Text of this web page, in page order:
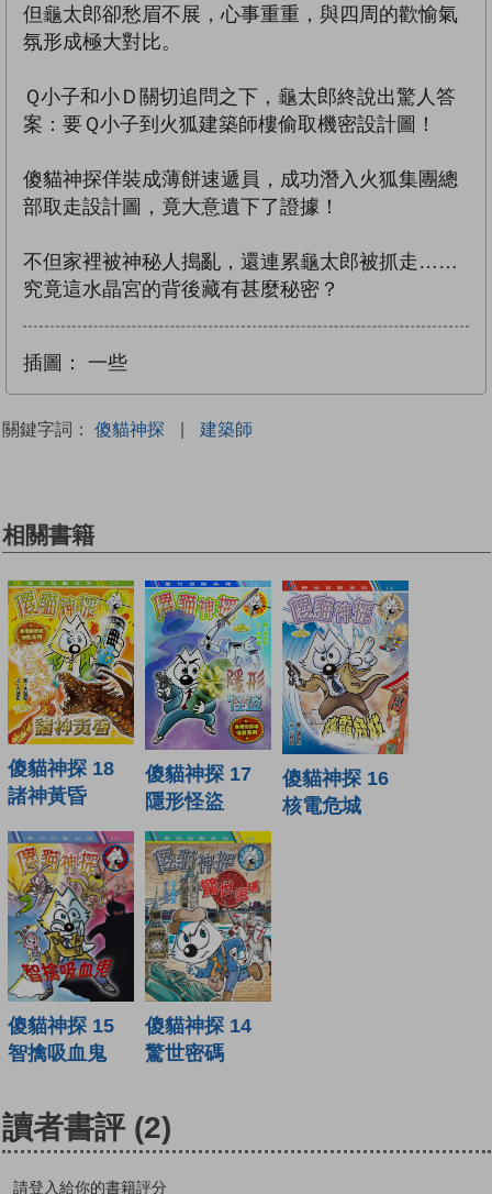
但龜太郎卻愁眉不展，心事重重，與四周的歡愉氣
氛形成極大對比。
Ｑ小子和小Ｄ關切追問之下，龜太郎終說出驚人答
案：要Ｑ小子到火狐建築師樓偷取機密設計圖！
傻貓神探佯裝成薄餅速遞員，成功潛入火狐集團總
部取走設計圖，竟大意遺下了證據！
不但家裡被神秘人搗亂，還連累龜太郎被抓走……
究竟這水晶宮的背後藏有甚麼秘密？
插圖： 一些
關鍵字詞： 傻貓神探 | 建築師
相關書籍
傻貓神探 18
諸神黃昏
傻貓神探 17
隱形怪盜
傻貓神探 16
核電危城
傻貓神探 15
智擒吸血鬼
傻貓神探 14
驚世密碼
讀者書評 (2)
請登入給你的書籍評分